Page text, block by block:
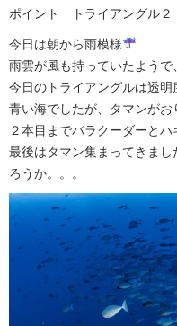
ポイント トライアングル２
今日は朝から雨模様
雨雲が風も持っていたよう
今日のトライアングルは透明
青い海でしたが、タマンがお
２本目までバラクーダーと
最後はタマン集まってきま
ろうか。。。